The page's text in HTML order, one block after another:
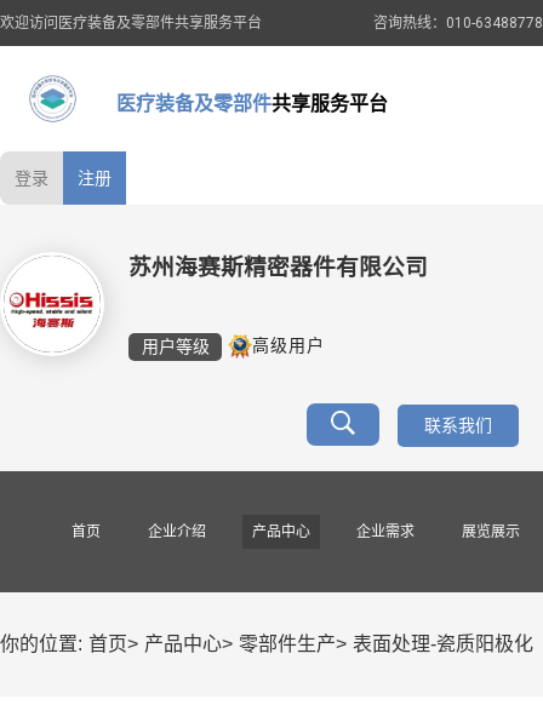
欢迎访问医疗装备及零部件共享服务平台 咨询热线：010-63488778
医疗装备及零部件共享服务平台
登录 注册
苏州海赛斯精密器件有限公司
用户等级 高级用户
联系我们
首页 企业介绍 产品中心 企业需求 展览展示
你的位置: 首页> 产品中心> 零部件生产> 表面处理-瓷质阳极化